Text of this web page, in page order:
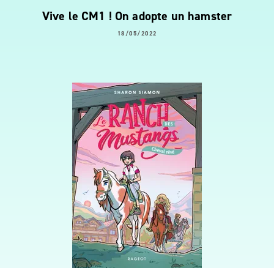
Vive le CM1 ! On adopte un hamster
18/05/2022